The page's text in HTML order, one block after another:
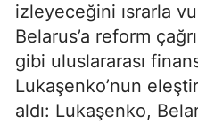
izleyeceğini ısrarla
Belarus’a reform
gibi uluslararası
Lukaşenko’nun
aldı: Lukaşenko,